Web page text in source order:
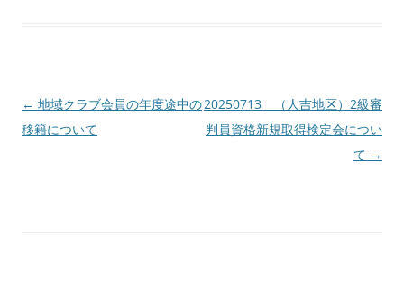
投
稿
← 地域クラブ会員の年度途中の
移籍について
20250713 （人吉地区）2級審
判員資格新規取得検定会につい
て →